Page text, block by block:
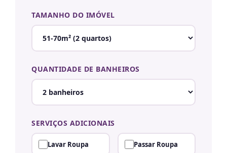
TAMANHO DO IMÓVEL
QUANTIDADE DE BANHEIROS
SERVIÇOS ADICIONAIS
Lavar Roupa Passar Roupa